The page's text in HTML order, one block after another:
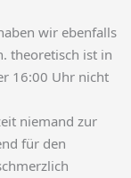
wir ebenfalls
theoretisch ist in
16:00 Uhr nicht
niemand zur
für den